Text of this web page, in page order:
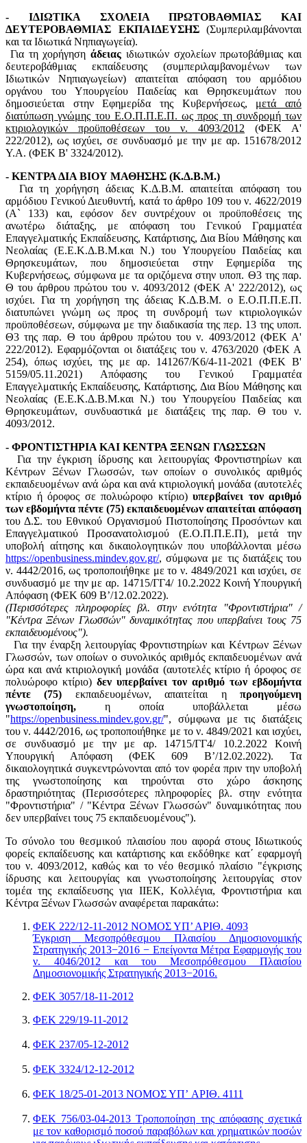
- ΙΔΙΩΤΙΚΑ ΣΧΟΛΕΙΑ ΠΡΩΤΟΒΑΘΜΙΑΣ ΚΑΙ
ΔΕΥΤΕΡΟΒΑΘΜΙΑΣ ΕΚΠΑΙΔΕΥΣΗΣ(Συμπεριλαμβάνονται
και τα Ιδιωτικά Νηπιαγωγεία).
Για τη χορήγηση άδειας ιδιωτικών σχολείων πρωτοβάθμιας και
δευτεροβάθμιας εκπαίδευσης (συμπεριλαμβανομένων των
Ιδιωτικών Νηπιαγωγείων) απαιτείται απόφαση του αρμόδιου
οργάνου του Υπουργείου Παιδείας και Θρησκευμάτων που
δημοσιεύεται στην Εφημερίδα της Κυβερνήσεως, μετά από
διατύπωση γνώμης του Ε.Ο.Π.Π.Ε.Π. ως προς τη συνδρομή των
κτιριολογικών προϋποθέσεων του ν. 4093/2012 (ΦΕΚ Α'
222/2012), ως ισχύει, σε συνδυασμό με την με αρ. 151678/2012
Υ.Α. (ΦΕΚ Β' 3324/2012).
- ΚΕΝΤΡΑ ΔΙΑ ΒΙΟΥ ΜΑΘΗΣΗΣ (Κ.Δ.Β.Μ.)
Για τη χορήγηση άδειας Κ.Δ.Β.Μ. απαιτείται απόφαση του
αρμόδιου Γενικού Διευθυντή, κατά το άρθρο 109 του ν. 4622/2019
(Α` 133) και, εφόσον δεν συντρέχουν οι προϋποθέσεις της
ανωτέρω διάταξης, με απόφαση του Γενικού Γραμματέα
Επαγγελματικής Εκπαίδευσης, Κατάρτισης, Δια Βίου Μάθησης και
Νεολαίας (Ε.Ε.Κ.Δ.Β.Μ.και Ν.) του Υπουργείου Παιδείας και
Θρησκευμάτων, που δημοσιεύεται στην Εφημερίδα της
Κυβερνήσεως, σύμφωνα με τα οριζόμενα στην υποπ. Θ3 της παρ.
Θ του άρθρου πρώτου του ν. 4093/2012 (ΦΕΚ Α' 222/2012), ως
ισχύει. Για τη χορήγηση της άδειας Κ.Δ.Β.Μ. ο Ε.Ο.Π.Π.Ε.Π.
διατυπώνει γνώμη ως προς τη συνδρομή των κτιριολογικών
προϋποθέσεων, σύμφωνα με την διαδικασία της περ. 13 της υποπ.
Θ3 της παρ. Θ του άρθρου πρώτου του ν. 4093/2012 (ΦΕΚ Α'
222/2012). Εφαρμόζονται οι διατάξεις του ν. 4763/2020 (ΦΕΚ Α
254), όπως ισχύει, της με αρ. 141267/Κ6/4-11-2021 (ΦΕΚ Β'
5159/05.11.2021) Απόφασης του Γενικού Γραμματέα
Επαγγελματικής Εκπαίδευσης, Κατάρτισης, Δια Βίου Μάθησης και
Νεολαίας (Ε.Ε.Κ.Δ.Β.Μ.και Ν.) του Υπουργείου Παιδείας και
Θρησκευμάτων, συνδυαστικά με διατάξεις της παρ. Θ του ν.
4093/2012.
- ΦΡΟΝΤΙΣΤΗΡΙΑ ΚΑΙ ΚΕΝΤΡΑ ΞΕΝΩΝ ΓΛΩΣΣΩΝ
Για την έγκριση ίδρυσης και λειτουργίας Φροντιστηρίων και
Κέντρων Ξένων Γλωσσών, των οποίων ο συνολικός αριθμός
εκπαιδευομένων ανά ώρα και ανά κτιριολογική μονάδα (αυτοτελές
κτίριο ή όροφος σε πολυώροφο κτίριο) υπερβαίνει τον αριθμό
των εβδομήντα πέντε (75) εκπαιδευομένων απαιτείται απόφαση
του Δ.Σ. του Εθνικού Οργανισμού Πιστοποίησης Προσόντων και
Επαγγελματικού Προσανατολισμού (Ε.Ο.Π.Π.Ε.Π), μετά την
υποβολή αίτησης και δικαιολογητικών που υποβάλλονται μέσω
https://openbusiness.mindev.gov.gr/, σύμφωνα με τις διατάξεις του
ν. 4442/2016, ως τροποποιήθηκε με το ν. 4849/2021 και ισχύει, σε
συνδυασμό με την με αρ. 14715/ΓΓ4/ 10.2.2022 Κοινή Υπουργική
Απόφαση (ΦΕΚ 609 B’/12.02.2022).
(Περισσότερες πληροφορίες βλ. στην ενότητα "Φροντιστήρια" /
"Κέντρα Ξένων Γλωσσών" δυναμικότητας που υπερβαίνει τους 75
εκπαιδευομένους").
Για την έναρξη λειτουργίας Φροντιστηρίων και Κέντρων Ξένων
Γλωσσών, των οποίων ο συνολικός αριθμός εκπαιδευομένων ανά
ώρα και ανά κτιριολογική μονάδα (αυτοτελές κτίριο ή όροφος σε
πολυώροφο κτίριο) δεν υπερβαίνει τον αριθμό των εβδομήντα
πέντε (75) εκπαιδευομένων, απαιτείται ηπροηγούμενη
γνωστοποίηση, η οποία υποβάλλεται μέσω
"https://openbusiness.mindev.gov.gr/", σύμφωνα με τις διατάξεις
του ν. 4442/2016, ως τροποποιήθηκε με το ν. 4849/2021 και ισχύει,
σε συνδυασμό με την με αρ. 14715/ΓΓ4/ 10.2.2022 Κοινή
Υπουργική Απόφαση (ΦΕΚ 609 B’/12.02.2022). Τα
δικαιολογητικά συγκεντρώνονται από τον φορέα πριν την υποβολή
της γνωστοποίησης και τηρούνται στο χώρο άσκησης
δραστηριότητας (Περισσότερες πληροφορίες βλ. στην ενότητα
"Φροντιστήρια" / "Κέντρα Ξένων Γλωσσών" δυναμικότητας που
δεν υπερβαίνει τους 75 εκπαιδευομένους").
Το σύνολο του θεσμικού πλαισίου που αφορά στους Ιδιωτικούς
φορείς εκπαίδευσης και κατάρτισης και εκδόθηκε κατ΄ εφαρμογή
του ν. 4093/2012, καθώς και το νέο θεσμικό πλαίσιο "έγκρισης
ίδρυσης και λειτουργίας και γνωστοποίησης λειτουργίας στον
τομέα της εκπαίδευσης για ΙΙΕΚ, Κολλέγια, Φροντιστήρια και
Κέντρα Ξένων Γλωσσών αναφέρεται παρακάτω:
ΦΕΚ 222/12-11-2012 NOMOΣ ΥΠ’ ΑΡΙΘ. 4093
Έγκριση Μεσοπρόθεσμου Πλαισίου Δημοσιονομικής
Στρατηγικής 2013−2016 − Επείγοντα Μέτρα Εφαρμογής του
ν. 4046/2012 και του Μεσοπρόθεσμου Πλαισίου
Δημοσιονομικής Στρατηγικής 2013−2016.
ΦΕΚ 3057/18-11-2012
ΦΕΚ 229/19-11-2012
ΦΕΚ 237/05-12-2012
ΦΕΚ 3324/12-12-2012
ΦΕΚ 18/25-01-2013 ΝΟΜΟΣ ΥΠ’ ΑΡΙΘ. 4111
ΦΕΚ 756/03-04-2013 Τροποποίηση της απόφασης σχετικά
με τον καθορισμό ποσού παραβόλων και χρηματικών ποσών